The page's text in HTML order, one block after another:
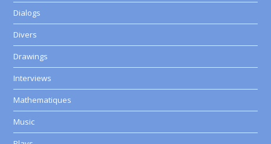
Dialogs
Divers
Drawings
Interviews
Mathematiques
Music